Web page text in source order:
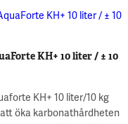
KH+ 10 liter / ± 10
KH+ 10 liter/10 kg
öka karbonathårdheten